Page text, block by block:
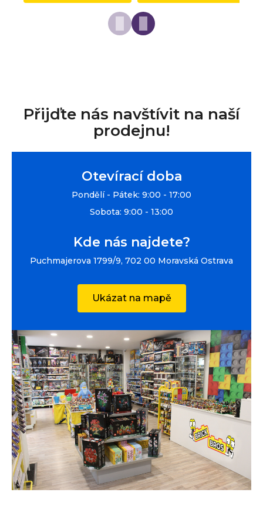
Přijďte nás navštívit na naší
prodejnu!
Otevírací doba
Pondělí - Pátek: 9:00 - 17:00
Sobota: 9:00 - 13:00
Kde nás najdete?
Puchmajerova 1799/9, 702 00 Moravská Ostrava
Ukázat na mapě